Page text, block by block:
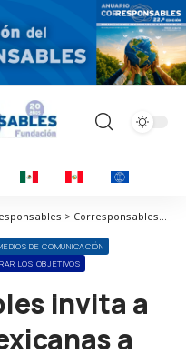
Corresponsables > Organizaciones Corresponsables > Corresponsables > Corresponsables invita a empresas mexicanas a compartir sus acciones solidarias en Guerrero
DE COMUNICACIÓN
LOS OBJETIVOS
invita a
a